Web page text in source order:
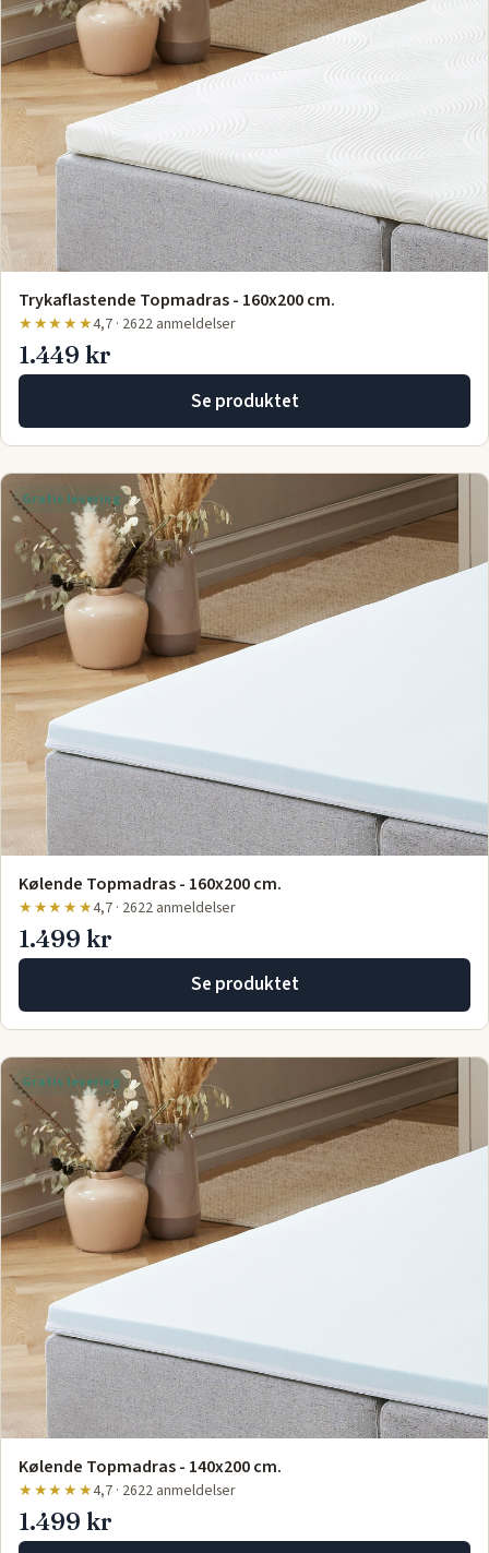
Trykaflastende Topmadras - 160x200 cm.
★★★★★4,7 · 2622 anmeldelser
1.449 kr
Se produktet
Gratis levering
Kølende Topmadras - 160x200 cm.
★★★★★4,7 · 2622 anmeldelser
1.499 kr
Se produktet
Gratis levering
Kølende Topmadras - 140x200 cm.
★★★★★4,7 · 2622 anmeldelser
1.499 kr